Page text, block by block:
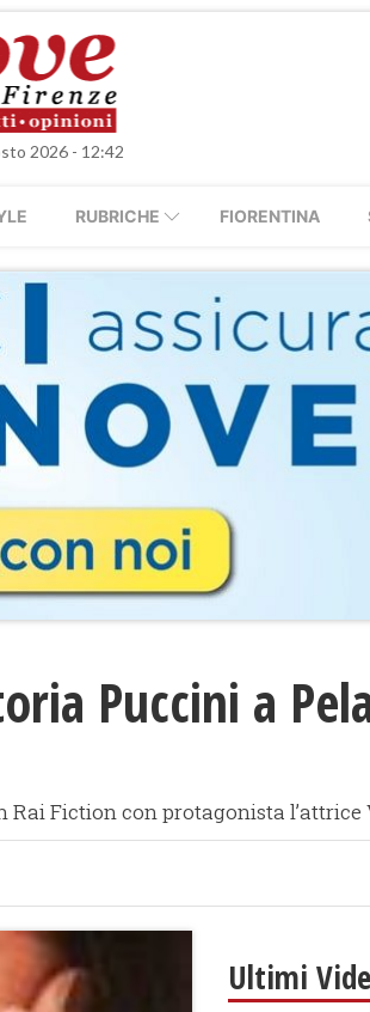
2026 - 12:42
RUBRICHE FIORENTINA
Puccini a
Fiction con protagonista
Ultimi